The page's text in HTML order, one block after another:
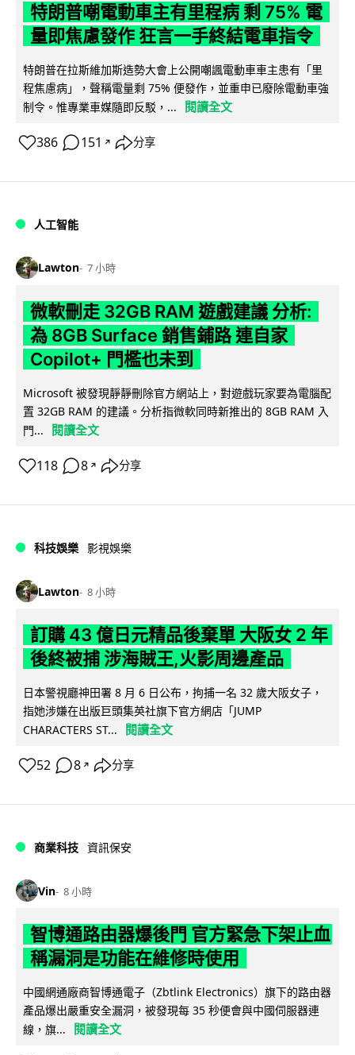
特朗普嘲電動車主有里程病 剩 75% 電
量即焦慮發作 狂言一手終結電車指令
特朗普在拉斯維加斯造勢大會上公開嘲諷電動車車主患有「里
程焦慮病」，聲稱電量剩 75% 便發作，並重申已廢除電動車強
制令。惟專業車媒隨即反駁，...
閱讀全文
386 151 ↗ 分享
人工智能
Lawton 7 小時
微軟刪走 32GB RAM 遊戲建議 分析:
為 8GB Surface 銷售鋪路 連自家
Copilot+ 門檻也未到
Microsoft 被發現靜靜刪除官方網站上，對遊戲玩家要為電腦配
置 32GB RAM 的建議。分析指微軟同時新推出的 8GB RAM 入
門...
閱讀全文
118 8 ↗ 分享
科技娛樂 影視娛樂
Lawton 8 小時
訂購 43 億日元精品後棄單 大阪女 2 年
後終被捕 涉海賊王,火影周邊產品
日本警視廳神田署 8 月 6 日公布，拘捕一名 32 歲大阪女子，
指她涉嫌在出版巨頭集英社旗下官方網店「JUMP
CHARACTERS ST...
閱讀全文
52 8 ↗ 分享
商業科技 資訊保安
Vin 8 小時
智博通路由器爆後門 官方緊急下架止血
稱漏洞是功能在維修時使用
中國網通廠商智博通電子（Zbtlink Electronics）旗下的路由器
產品爆出嚴重安全漏洞，被發現每 35 秒便會與中國伺服器連
線，旗...
閱讀全文